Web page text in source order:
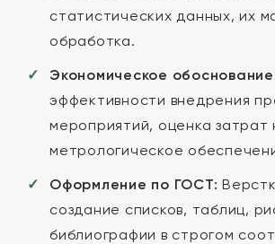
статистических данных, их
обработка.
Экономическое
эффективности внедрения
мероприятий, оценка затрат
метрологическое
Оформление по ГОСТ:
создание списков, таблиц,
библиографии в строгом